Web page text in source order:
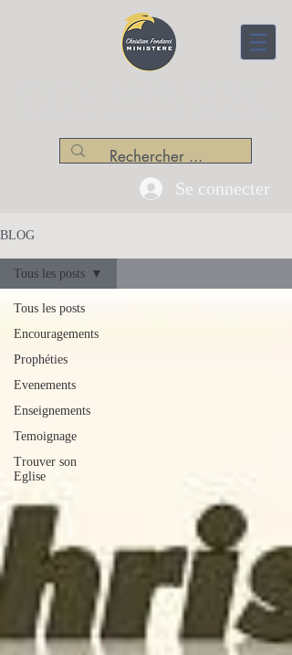
Se connecter
BLOG
Tous les posts
Encouragements
Prophéties
Evenements
Enseignements
Temoignage
Trouver son
Eglise
Tous les posts